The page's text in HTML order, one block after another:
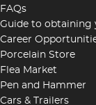
FAQs
Guide to obtaining
Career
Porcelain Store
Flea Market
Pen and Hammer
Cars & Trailers